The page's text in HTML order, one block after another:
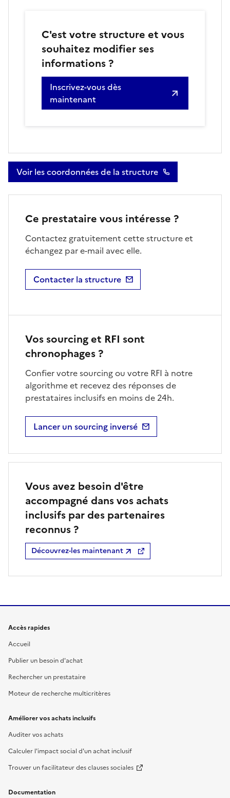
C'est votre structure et vous
souhaitez modifier ses
informations ?
Inscrivez-vous dès
maintenant
Voir les coordonnées de la structure
Ce prestataire vous intéresse ?
Contactez gratuitement cette structure et
échangez par e-mail avec elle.
Contacter la structure
Vos sourcing et RFI sont
chronophages ?
Confier votre sourcing ou votre RFI à notre
algorithme et recevez des réponses de
prestataires inclusifs en moins de 24h.
Lancer un sourcing inversé
Vous avez besoin d'être
accompagné dans vos achats
inclusifs par des partenaires
reconnus ?
Découvrez-les maintenant
Accès rapides
Accueil
Publier un besoin d'achat
Rechercher un prestataire
Moteur de recherche multicritères
Améliorer vos achats inclusifs
Auditer vos achats
Calculer l'impact social d'un achat inclusif
Trouver un facilitateur des clauses sociales
Documentation